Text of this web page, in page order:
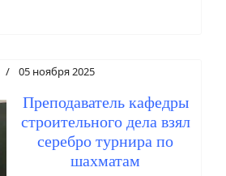
05 ноября 2025
Преподаватель кафедры
строительного дела взял
серебро турнира по
шахматам